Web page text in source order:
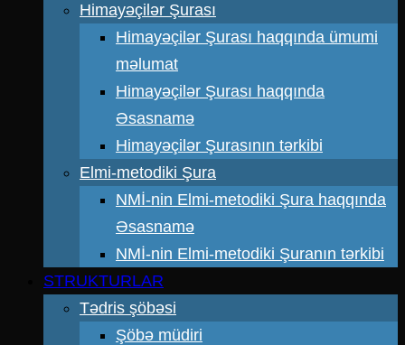
Himayəçilər Şurası
Himayəçilər Şurası haqqında ümumi
məlumat
Himayəçilər Şurası haqqında
Əsasnamə
Himayəçilər Şurasının tərkibi
Elmi-metodiki Şura
NMİ-nin Elmi-metodiki Şura haqqında
Əsasnamə
NMİ-nin Elmi-metodiki Şuranın tərkibi
STRUKTURLAR
Tədris şöbəsi
Şöbə müdiri